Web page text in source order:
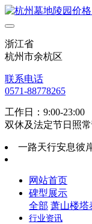
浙江省
杭州市余杭区
联系电话
0571-88778265
工作日：9:00-23:00
双休及法定节日照
一路天行安息彼
网站首页
碑型展示
全部 萧山楼塔
行业资讯